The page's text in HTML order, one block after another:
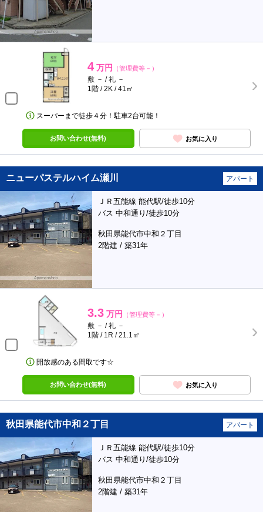
4 万円 （管理費等－）
敷 － / 礼 －
1階 / 2K / 41㎡
スーパーまで徒歩４分！駐車2台可能！
お問い合わせ(無料) お気に入り
ニューパステルハイム瀬川 アパート
ＪＲ五能線 能代駅/徒歩10分
バス 中和通り/徒歩10分
秋田県能代市中和２丁目
2階建 / 築31年
3.3 万円 （管理費等－）
敷 － / 礼 －
1階 / 1R / 21.1㎡
開放感のある間取です☆
お問い合わせ(無料) お気に入り
秋田県能代市中和２丁目 アパート
ＪＲ五能線 能代駅/徒歩10分
バス 中和通り/徒歩10分
秋田県能代市中和２丁目
2階建 / 築31年